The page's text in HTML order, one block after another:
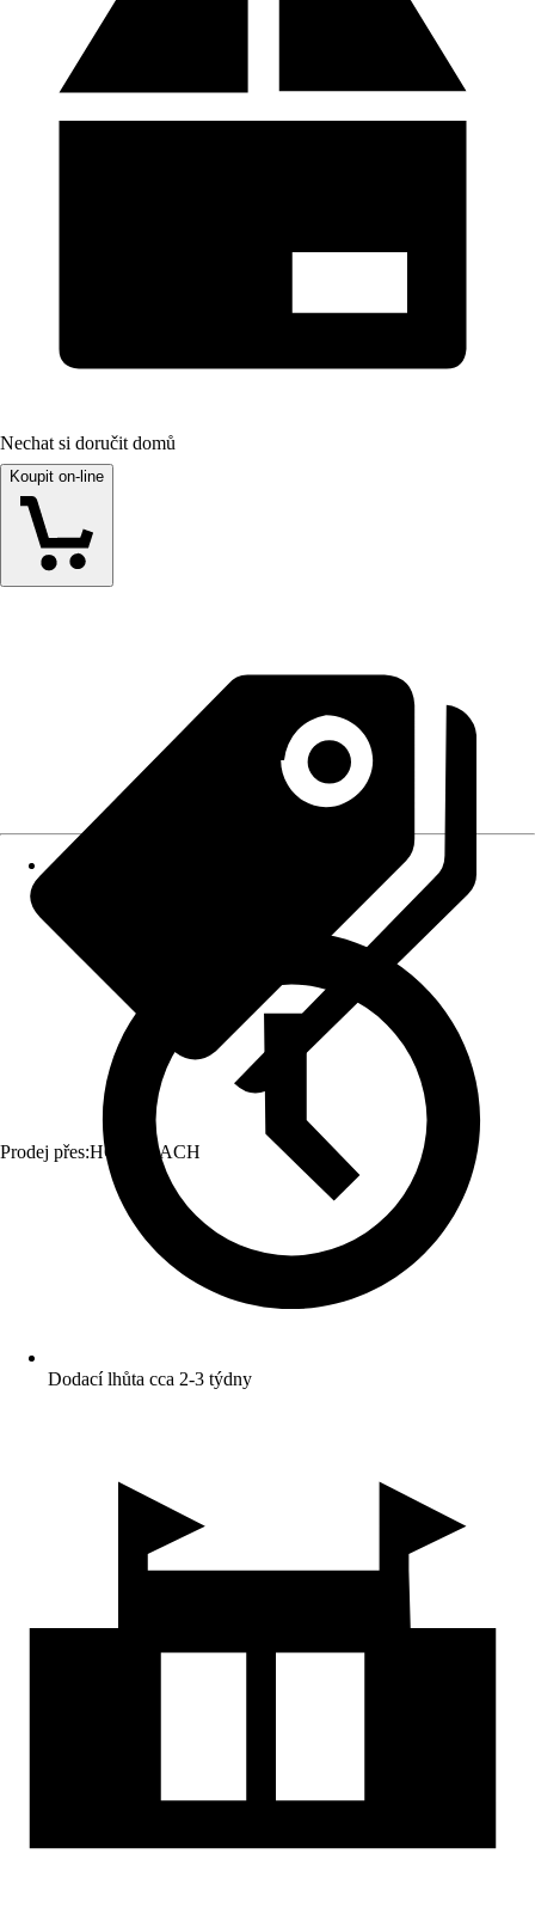
Nechat si doručit domů
Koupit on-line
Prodej přes:HORNBACH
Dodací lhůta cca 2-3 týdny